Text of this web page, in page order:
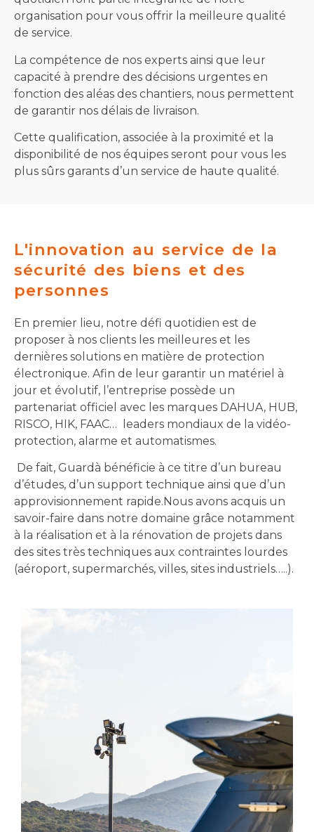
organisation pour vous offrir la meilleure qualité
de service.
La compétence de nos experts ainsi que leur
capacité à prendre des décisions urgentes en
fonction des aléas des chantiers, nous permettent
de garantir nos délais de livraison.
Cette qualification, associée à la proximité et la
disponibilité de nos équipes seront pour vous les
plus sûrs garants d’un service de haute qualité.
L'innovation au service de la
sécurité des biens et des
personnes
En premier lieu, notre défi quotidien est de
proposer à nos clients les meilleures et les
dernières solutions en matière de protection
électronique. Afin de leur garantir un matériel à
jour et évolutif, l’entreprise possède un
partenariat officiel avec les marques DAHUA, HUB,
RISCO, HIK, FAAC… leaders mondiaux de la vidéo-
protection, alarme et automatismes.
De fait, Guardà bénéficie à ce titre d’un bureau
d’études, d’un support technique ainsi que d’un
approvisionnement rapide.Nous avons acquis un
savoir-faire dans notre domaine grâce notamment
à la réalisation et à la rénovation de projets dans
des sites très techniques aux contraintes lourdes
(aéroport, supermarchés, villes, sites industriels…..).